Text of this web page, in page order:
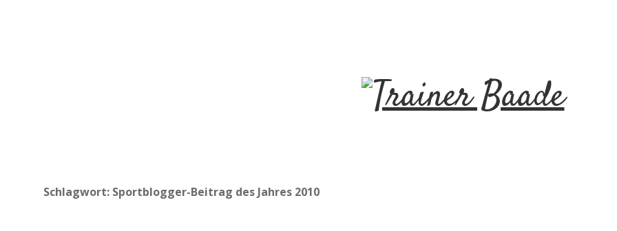
T
Schlagwort: Sportblogger-Beitrag des Jahres 2010